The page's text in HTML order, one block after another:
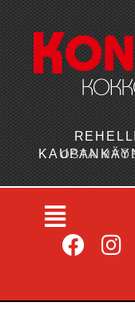
OSTA